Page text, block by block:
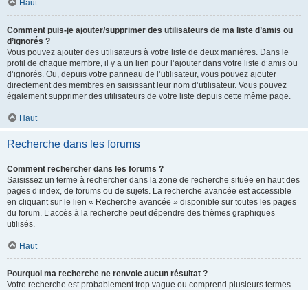
Haut
Comment puis-je ajouter/supprimer des utilisateurs de ma liste d’amis ou
d’ignorés ?
Vous pouvez ajouter des utilisateurs à votre liste de deux manières. Dans le
profil de chaque membre, il y a un lien pour l’ajouter dans votre liste d’amis ou
d’ignorés. Ou, depuis votre panneau de l’utilisateur, vous pouvez ajouter
directement des membres en saisissant leur nom d’utilisateur. Vous pouvez
également supprimer des utilisateurs de votre liste depuis cette même page.
Haut
Recherche dans les forums
Comment rechercher dans les forums ?
Saisissez un terme à rechercher dans la zone de recherche située en haut des
pages d’index, de forums ou de sujets. La recherche avancée est accessible
en cliquant sur le lien « Recherche avancée » disponible sur toutes les pages
du forum. L’accès à la recherche peut dépendre des thèmes graphiques
utilisés.
Haut
Pourquoi ma recherche ne renvoie aucun résultat ?
Votre recherche est probablement trop vague ou comprend plusieurs termes